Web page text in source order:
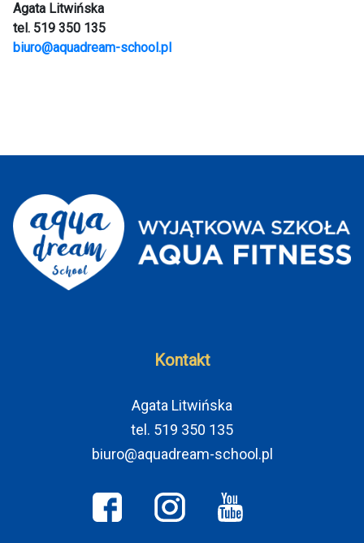
Agata Litwińska
tel. 519 350 135
biuro@aquadream-school.pl
Kontakt
Agata Litwińska
tel. 519 350 135
biuro@aquadream-school.pl